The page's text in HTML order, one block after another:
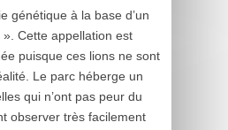
génétique à la base d’un
Cette appellation est
puisque ces lions ne sont
Le parc héberge un
qui n’ont pas peur du
observer très facilement